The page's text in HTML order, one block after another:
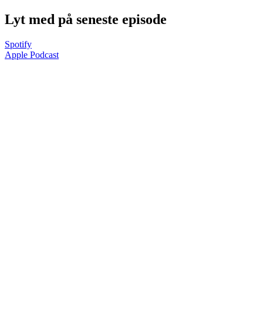
Lyt med på seneste episode
Spotify
Apple Podcast